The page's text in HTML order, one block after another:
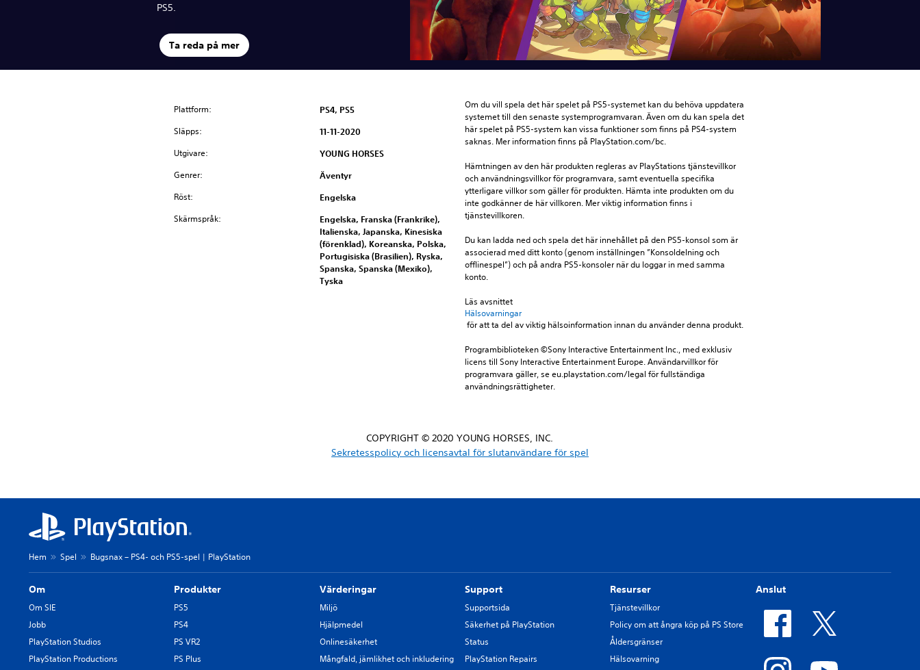
PS5.
Ta reda på mer
Plattform: PS4, PS5
Släpps: 11-11-2020
Utgivare: YOUNG HORSES
Genrer: Äventyr
Röst: Engelska
Skärmspråk:
Engelska, Franska (Frankrike),
Italienska, Japanska, Kinesiska
(förenklad), Koreanska, Polska,
Portugisiska (Brasilien), Ryska,
Spanska, Spanska (Mexiko),
Tyska
Om du vill spela det här spelet på PS5-systemet kan du behöva uppdatera
systemet till den senaste systemprogramvaran. Även om du kan spela det
här spelet på PS5-system kan vissa funktioner som finns på PS4-system
saknas. Mer information finns på PlayStation.com/bc.
Hämtningen av den här produkten regleras av PlayStations tjänstevillkor
och användningsvillkor för programvara, samt eventuella specifika
ytterligare villkor som gäller för produkten. Hämta inte produkten om du
inte godkänner de här villkoren. Mer viktig information finns i
tjänstevillkoren.
Du kan ladda ned och spela det här innehållet på den PS5-konsol som är
associerad med ditt konto (genom inställningen ”Konsoldelning och
offlinespel”) och på andra PS5-konsoler när du loggar in med samma
konto.
Läs avsnittet
Hälsovarningar
för att ta del av viktig hälsoinformation innan du använder denna produkt.
Programbiblioteken ©Sony Interactive Entertainment Inc., med exklusiv
licens till Sony Interactive Entertainment Europe. Användarvillkor för
programvara gäller, se eu.playstation.com/legal för fullständiga
användningsrättigheter.
COPYRIGHT © 2020 YOUNG HORSES, INC.
Sekretesspolicy och licensavtal för slutanvändare för spel
Hem Spel Bugsnax – PS4- och PS5-spel | PlayStation
Om
Om SIE
Jobb
PlayStation Studios
PlayStation Productions
Produkter
PS5
PS4
PS VR2
PS Plus
Värderingar
Miljö
Hjälpmedel
Onlinesäkerhet
Mångfald, jämlikhet och inkludering
Support
Supportsida
Säkerhet på PlayStation
Status
PlayStation Repairs
Resurser
Tjänstevillkor
Policy om att ångra köp på PS Store
Åldersgränser
Hälsovarning
Anslut